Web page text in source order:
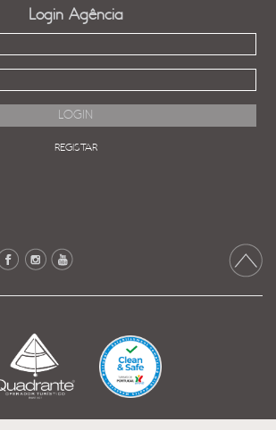
Login Agência
REGISTAR